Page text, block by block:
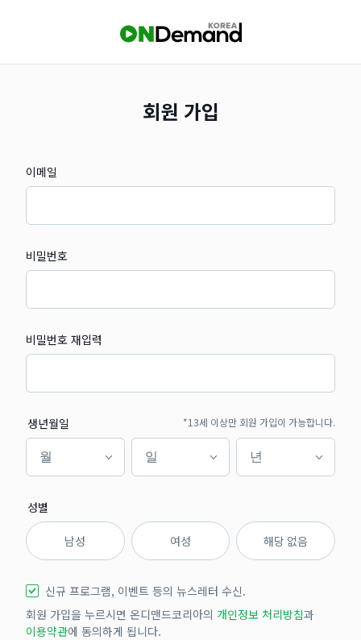
회원 가입
이메일
비밀번호
비밀번호 재입력
생년월일 *13세 이상만 회원 가입이 가능합니다.
월
월
일
일
년
년
성별
남성 여성 해당 없음
신규 프로그램, 이벤트 등의 뉴스레터 수신.
회원 가입을 누르시면 온디맨드코리아의 개인정보 처리방침과
이용약관에 동의하게 됩니다.